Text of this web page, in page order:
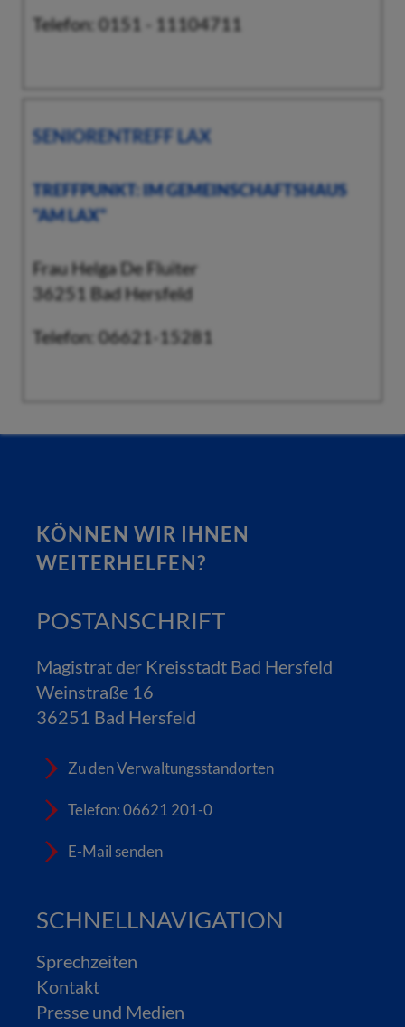
Telefon: 0151 - 11104711
SENIORENTREFF LAX
TREFFPUNKT: IM GEMEINSCHAFTSHAUS
"AM LAX"
Frau Helga De Fluiter
36251 Bad Hersfeld
Telefon: 06621-15281
KÖNNEN WIR IHNEN
WEITERHELFEN?
POSTANSCHRIFT
Magistrat der Kreisstadt Bad Hersfeld
Weinstraße 16
36251 Bad Hersfeld
Zu den Verwaltungsstandorten
Telefon: 06621 201-0
E-Mail senden
SCHNELLNAVIGATION
Sprechzeiten
Kontakt
Presse und Medien